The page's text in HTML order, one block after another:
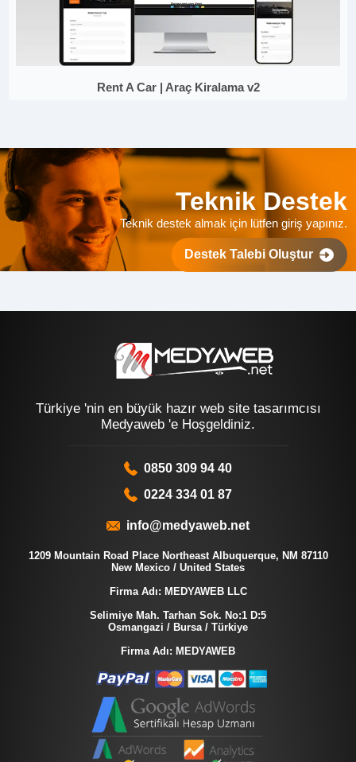
Rent A Car | Araç Kiralama v2
Teknik Destek
Teknik destek almak için lütfen giriş yapınız.
Destek Talebi Oluştur
Türkiye 'nin en büyük hazır web site tasarımcısı
Medyaweb 'e Hoşgeldiniz.
0850 309 94 40
0224 334 01 87
info@medyaweb.net
1209 Mountain Road Place Northeast Albuquerque, NM 87110
New Mexico / United States
Firma Adı: MEDYAWEB LLC
Selimiye Mah. Tarhan Sok. No:1 D:5
Osmangazi / Bursa / Türkiye
Firma Adı: MEDYAWEB